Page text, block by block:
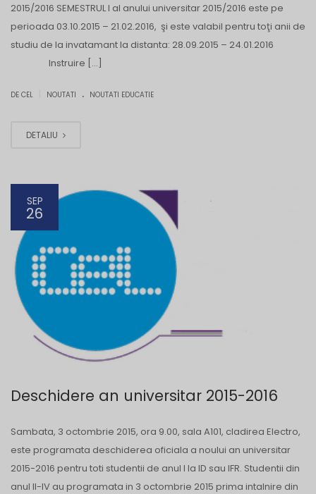
2015/2016 SEMESTRUL I al anului universitar 2015/2016 este pe
perioada 03.10.2015 – 21.02.2016, şi este valabil pentru toţi anii de
studiu de la invatamant la distanta: 28.09.2015 – 24.01.2016
Instruire […]
DE CEL NOUTATI . NOUTATI EDUCATIE
DETALIU
SEP
26
Deschidere an universitar 2015-2016
Sambata, 3 octombrie 2015, ora 9.00, sala A101, cladirea Electro,
este programata deschiderea oficiala a noului an universitar
2015-2016 pentru toti studentii de anul I la ID sau IFR. Studentii din
anul II-IV au programata in 3 octombrie 2015 prima intalnire din